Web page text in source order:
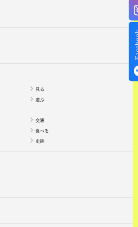
見る
遊ぶ
交通
食べる
史跡